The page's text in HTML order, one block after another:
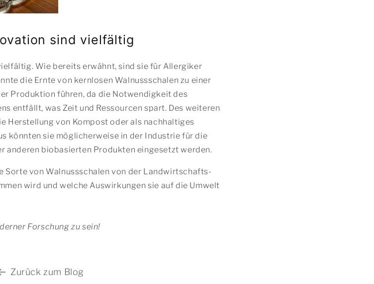
sind vielfältig
Wie bereits erwähnt, sind sie für Allergiker
die Ernte von kernlosen Walnussschalen zu einer
Produktion führen, da die Notwendigkeit des
entfällt, was Zeit und Ressourcen spart. Des weiteren
Herstellung von Kompost oder als nachhaltiges
könnten sie möglicherweise in der Industrie für die
anderen biobasierten Produkten eingesetzt werden.
Sorte von Walnussschalen von der Landwirtschafts-
wird und welche Auswirkungen sie auf die Umwelt
Forschung zu sein!
Zurück zum Blog